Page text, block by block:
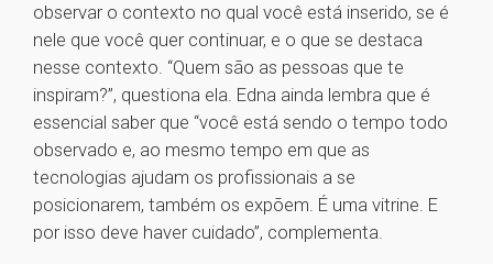
observar o contexto no qual você está inserido, se é
nele que você quer continuar, e o que se destaca
nesse contexto. “Quem são as pessoas que te
inspiram?”, questiona ela. Edna ainda lembra que é
essencial saber que “você está sendo o tempo todo
observado e, ao mesmo tempo em que as
tecnologias ajudam os profissionais a se
posicionarem, também os expõem. É uma vitrine. E
por isso deve haver cuidado”, complementa.